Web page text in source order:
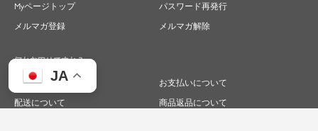
JA
Myページトップ
パスワード再発行
メルマガ登録
メルマガ解除
何かお困りですか？
ご注文について
お支払いについて
配送について
商品返品について